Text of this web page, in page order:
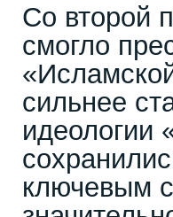
Со второй
смогло
сильнее
идеологии
ключевым